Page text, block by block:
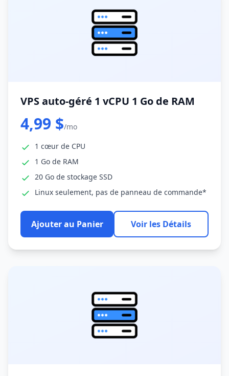
VPS auto-géré 1 vCPU 1 Go de RAM
4,99 $/mo
1 cœur de CPU
1 Go de RAM
20 Go de stockage SSD
Linux seulement, pas de panneau de commande*
Ajouter au Panier Voir les Détails